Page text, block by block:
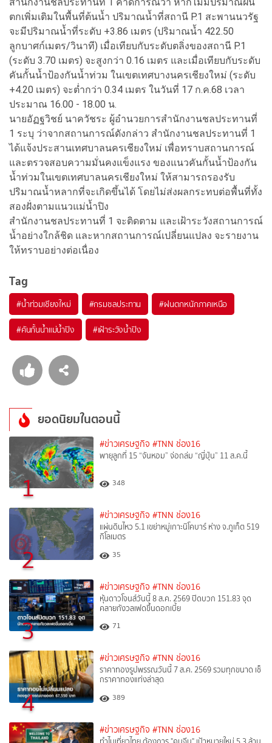
ตกเพิ่มเติมในพื้นที่ต้นน้ำ ปริมาณน้ำที่สถานี P.1 สะพานนวรัฐ
จะมีปริมาณน้ำที่ระดับ +3.86 เมตร (ปริมาณน้ำ 422.50
ลูกบาศก์เมตร/วินาที) เมื่อเทียบกับระดับตลิ่งของสถานี P.1
(ระดับ 3.70 เมตร) จะสูงกว่า 0.16 เมตร และเมื่อเทียบกับระดับ
คันกั้นน้ำป้องกันน้ำท่วม ในเขตเทศบางนครเชียงใหม่ (ระดับ
+4.20 เมตร) จะต่ำกว่า 0.34 เมตร ในวันที่ 17 ก.ค.68 เวลา
ประมาณ 16.00 - 18.00 น.
นายอัฏฐวิชย์ นาควัชระ ผู้อำนวยการสำนักงานชลประทานที่
1 ระบุ ว่าจากสถานการณ์ดังกล่าว สำนักงานชลประทานที่ 1
ได้แจ้งประสานเทศบาลนครเชียงใหม่ เพื่อทราบสถานการณ์
และตรวจสอบความมั่นคงแข็งแรง ของแนวคันกั้นน้ำป้องกัน
น้ำท่วมในเขตเทศบาลนครเชียงใหม่ ให้สามารถรองรับ
ปริมาณน้ำหลากที่จะเกิดขึ้นได้ โดยไม่ส่งผลกระทบต่อพื้นที่ทั้ง
สองฝั่งตามแนวแม่น้ำปิง
สำนักงานชลประทานที่ 1 จะติดตาม และเฝ้าระวังสถานการณ์
น้ำอย่างใกล้ชิด และหากสถานการณ์เปลี่ยนแปลง จะรายงาน
ให้ทราบอย่างต่อเนื่อง
Tag
#น้ำท่วมเชียงใหม่ #กรมชลประทาน #ฝนตกหนักภาคเหนือ
#คันกั้นน้ำแม่น้ำปิง #เฝ้าระวังน้ำปิง
ยอดนิยมในตอนนี้
1
#ข่าวเศรษฐกิจ #TNN ช่อง16
พายุลูกที่ 15 “จันหอม” จ่อถล่ม “ญี่ปุ่น” 11 ส.ค.นี้
348
2
#ข่าวเศรษฐกิจ #TNN ช่อง16
แผ่นดินไหว 5.1 เขย่าหมู่เกาะนิโคบาร์ ห่าง จ.ภูเก็ต 519
กิโลเมตร
35
3
#ข่าวเศรษฐกิจ #TNN ช่อง16
หุ้นดาวโจนส์วันนี้ 8 ส.ค. 2569 ปิดบวก 151.83 จุด
คลายกังวลเฟดขึ้นดอกเบี้ย
71
4
#ข่าวเศรษฐกิจ #TNN ช่อง16
ราคาทองรูปพรรณวันนี้ 7 ส.ค. 2569 รวมทุกขนาด เช็
กราคาทองแท่งล่าสุด
389
#ข่าวเศรษฐกิจ #TNN ช่อง16